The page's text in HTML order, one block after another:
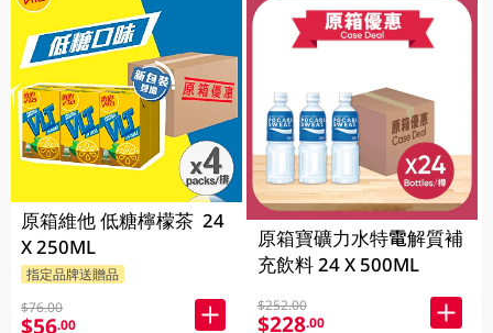
原箱維他 低糖檸檬茶 24
X 250ML
指定品牌送贈品
$76.00
$56.00
原箱寶礦力水特電解質補
充飲料 24 X 500ML
$252.00
$228.00